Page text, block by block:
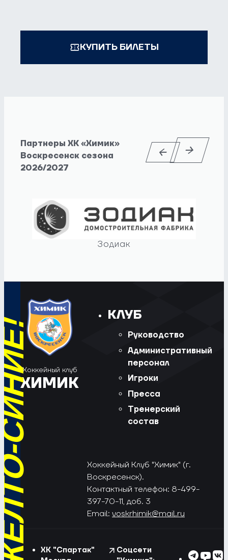
КУПИТЬ БИЛЕТЫ
Партнеры ХК «Химик»
Воскресенск сезона
2026/2027
Зодиак
Хоккейный клуб
ХИМИК
КЛУБ
Руководство
Административный
персонал
Игроки
Пресса
Тренерский
состав
Хоккейный Клуб "Химик" (г.
Воскресенск).
Контактный телефон: 8-499-
397-70-11, доб. 3
Email: voskrhimik@mail.ru
ХК "Спартак"
Соцсети